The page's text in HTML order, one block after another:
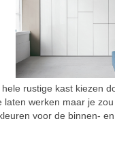
rustige kast kiezen
laten werken maar je
voor de binnen-